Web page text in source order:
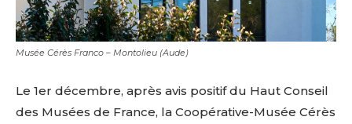
Musée Cérès Franco – Montolieu (Aude)
Le 1er décembre, après avis positif du Haut Conseil
des Musées de France, la Coopérative-Musée Cérès